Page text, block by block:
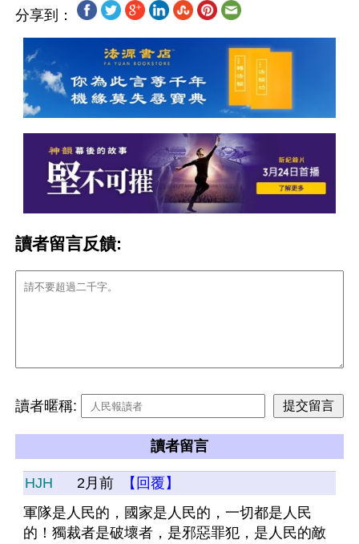
分享到：
讀者留言反饋:
讀者暱稱:
讀者留言
HJH 2月前
【回覆】
軍隊是人民的，國家是人民的，一切都是人民
的！獨裁者是破壞者，是邪惡罪犯，是人民的敵